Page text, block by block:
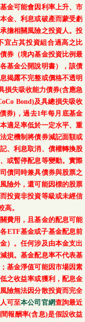
金可能會因利率上升、市
金、利息或破產而蒙受虧
擔相關風險之投資人。投
宜占其投資組合過高之比
券（境內基金投資比例最
基金公開說明書），該債
揭露不完整或價格不透明
損失吸收能力債券(含應急
Bond)及具總損失吸收
券)，過去1年每月底基金
適足率低於一定水平、重
定機制將債券減記面額或
、利息取消、債權轉換股
或暫停配息等變動。實際
債同時兼具債券與股票之
險外，還可能因標的股票
投資非投資等級或未經信
高。
費用，且基金的配息可能
ETF基金或子基金配息前
）。任何涉及由本金支出
損。基金配息率不代表基
基金淨值可能因市場因素
之收益率或獲利，配息金
險無法因分散投資而完全
可至本公司官網查詢最近
報酬率(含息)是假設收益